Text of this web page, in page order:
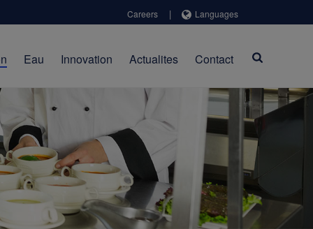
Careers | Languages
Eau Innovation Actualites Contact